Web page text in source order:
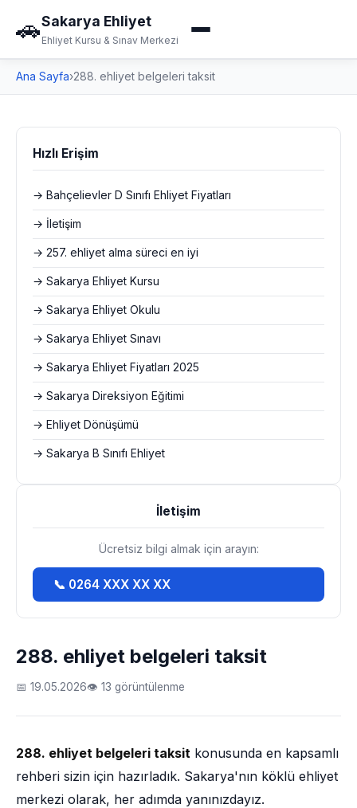
🚗Sakarya Ehliyet
Ehliyet Kursu & Sınav Merkezi
Ana Sayfa›288. ehliyet belgeleri taksit
288. ehliyet belgeleri taksit
📅 19.05.2026👁 13 görüntülenme
288. ehliyet belgeleri taksit konusunda en kapsamlı
rehberi sizin için hazırladık. Sakarya'nın köklü ehliyet
merkezi olarak, her adımda yanınızdayız.
Hızlı Erişim
→ Bahçelievler D Sınıfı Ehliyet Fiyatları
→ İletişim
→ 257. ehliyet alma süreci en iyi
→ Sakarya Ehliyet Kursu
→ Sakarya Ehliyet Okulu
→ Sakarya Ehliyet Sınavı
→ Sakarya Ehliyet Fiyatları 2025
→ Sakarya Direksiyon Eğitimi
→ Ehliyet Dönüşümü
→ Sakarya B Sınıfı Ehliyet
İletişim
Ücretsiz bilgi almak için arayın:
📞 0264 XXX XX XX